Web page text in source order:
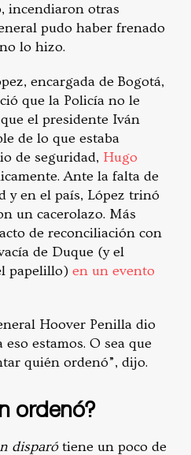
incendiaron otras
pudo haber frenado
lo hizo.
encargada de Bogotá,
que la Policía no le
el presidente Iván
de lo que estaba
de seguridad, Hugo
Ante la falta de
y en el país, López trinó
un cacerolazo. Más
de reconciliación con
de Duque (y el
papelillo) en un evento
Hoover Penilla dio
eso estamos. O sea que
quién ordenó”, dijo.
ordenó?
disparótiene un poco de